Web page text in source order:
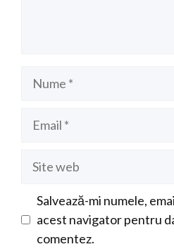
Salvează-mi numele,
acest navigator pentru
comentez.